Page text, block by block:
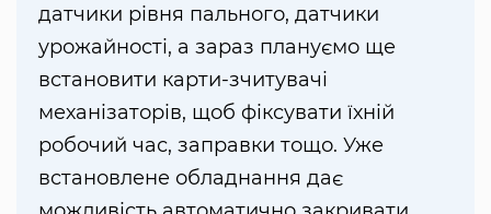
датчики рівня пального, датчики
урожайності, а зараз плануємо ще
встановити карти-зчитувачі
механізаторів, щоб фіксувати їхній
робочий час, заправки тощо. Уже
встановлене обладнання дає